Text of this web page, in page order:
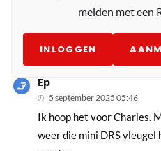
melden met een
INLOGGEN
Ep
5 september 2025 05:46
Ik hoop het voor Charles.
weer die mini DRS